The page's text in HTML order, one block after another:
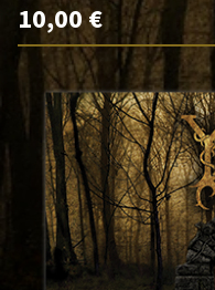
10,00€